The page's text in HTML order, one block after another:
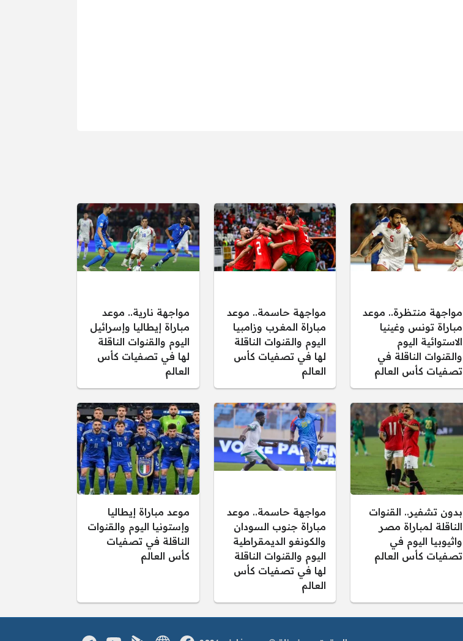
مواجهة منتظرة.. موعد
مباراة تونس وغينيا
الاستوائية اليوم
والقنوات الناقلة في
تصفيات كأس العالم
مواجهة حاسمة.. موعد
مباراة المغرب وزامبيا
اليوم والقنوات الناقلة
لها في تصفيات كأس
العالم
مواجهة نارية.. موعد
مباراة إيطاليا وإسرائيل
اليوم والقنوات الناقلة
لها في تصفيات كأس
العالم
بدون تشفير.. القنوات
الناقلة لمباراة مصر
واثيوبيا اليوم في
تصفيات كأس العالم
مواجهة حاسمة.. موعد
مباراة جنوب السودان
والكونغو الديمقراطية
اليوم والقنوات الناقلة
لها في تصفيات كأس
العالم
موعد مباراة إيطاليا
وإستونيا اليوم والقنوات
الناقلة في تصفيات
كأس العالم